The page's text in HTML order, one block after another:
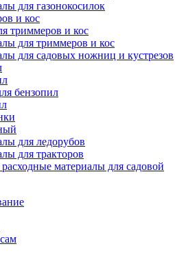
для газонокосилок
и кос
триммеров и кос
для триммеров и кос
для садовых ножниц и кустрезов
бензопил
для ледорубов
для тракторов
материалы для садовой